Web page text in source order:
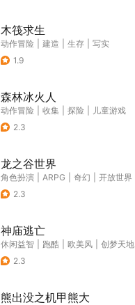
木筏求生
动作冒险 建造 生存
写实
1.9
森林冰火人
动作冒险 收集 探险
儿童游戏
2.3
龙之谷世界
角色扮演 ARPG 奇幻
开放世界
2.3
神庙逃亡
休闲益智 跑酷 欧美风
创梦天地
2.3
熊出没之机甲熊大